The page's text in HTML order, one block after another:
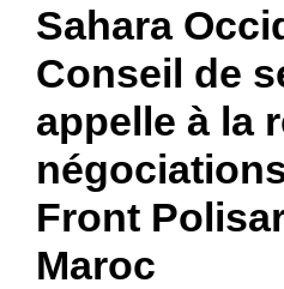
Sahara
Conseil de
appelle à la
Front
Maroc